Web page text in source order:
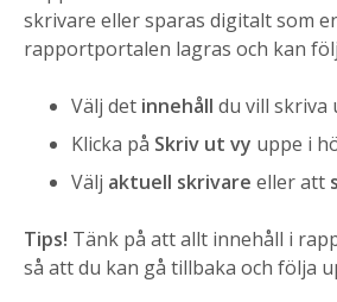
skrivare eller sparas digitalt som
rapportportalen lagras och kan
Välj det innehåll du vill skriva
Klicka på Skriv ut vy uppe i
Välj aktuell skrivare eller att
Tips! Tänk på att allt innehåll i
så att du kan gå tillbaka och följa